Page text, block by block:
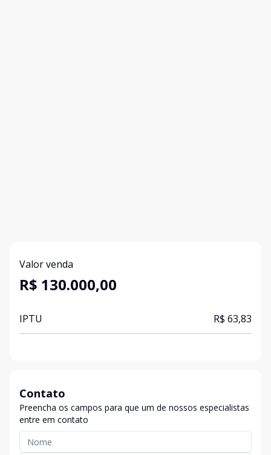
Valor venda
R$ 130.000,00
IPTU R$ 63,83
Contato
Preencha os campos para que um de nossos especialistas
entre em contato